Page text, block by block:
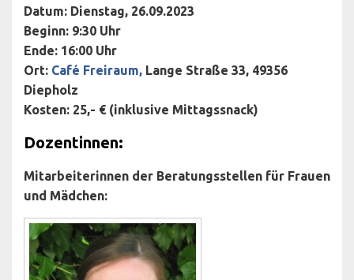
Datum: Dienstag, 26.09.2023
Beginn: 9:30 Uhr
Ende: 16:00 Uhr
Ort: Café Freiraum, Lange Straße 33, 49356
Diepholz
Kosten: 25,- € (inklusive Mittagssnack)
Dozentinnen:
Mitarbeiterinnen der Beratungsstellen für Frauen
und Mädchen: